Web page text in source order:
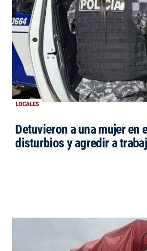
LOCALES
Detuvieron a una mujer en
disturbios y agredir a